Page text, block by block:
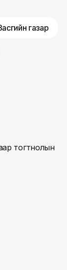
газар
тогтнолын